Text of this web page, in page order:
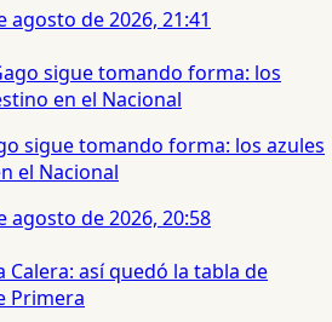
agosto de 2026, 21:41
sigue tomando forma: los azules
el Nacional
agosto de 2026, 20:58